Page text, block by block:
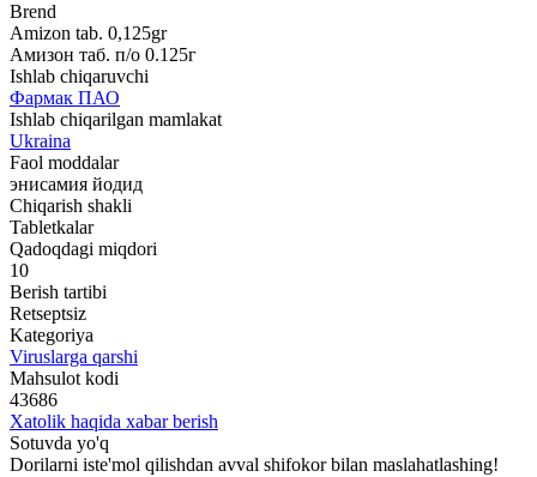
Brend
Amizon tab. 0,125gr
Амизон таб. п/о 0.125г
Ishlab chiqaruvchi
Фармак ПАО
Ishlab chiqarilgan mamlakat
Ukraina
Faol moddalar
энисамия йодид
Chiqarish shakli
Tabletkalar
Qadoqdagi miqdori
10
Berish tartibi
Retseptsiz
Kategoriya
Viruslarga qarshi
Mahsulot kodi
43686
Xatolik haqida xabar berish
Sotuvda yo'q
Dorilarni iste'mol qilishdan avval shifokor bilan maslahatlashing!